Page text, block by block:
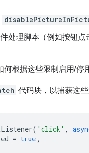
处理脚本（例如按钮点
何根据这些限制启用/停
代码块，以捕获这
( 'click' ,
= true ;